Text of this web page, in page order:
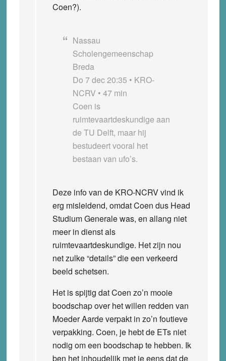
Coen?).
Nassau
Scholengemeenschap
Breda
Do 7 dec 20:35 • KRO-
NCRV • 47 min
Coen is
ruimtevaartdeskundige aan
de TU Delft, maar hij
bestudeert vooral het
bestaan van ufo’s.
Deze info van de KRO-NCRV vind ik
erg misleidend, omdat Coen dus Head
Studium Generale was, en allang niet
meer in dienst als
ruimtevaartdeskundige. Het zijn nou
net zulke “details” die een verkeerd
beeld schetsen.
Het is spijtig dat Coen zo’n mooie
boodschap over het willen redden van
Moeder Aarde verpakt in zo’n foutieve
verpakking. Coen, je hebt de ETs niet
nodig om een boodschap te hebben. Ik
ben het inhoudelijk met je eens dat de